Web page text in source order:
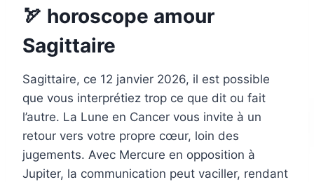
🏹 horoscope amour
Sagittaire
Sagittaire, ce 12 janvier 2026, il est possible
que vous interprétiez trop ce que dit ou fait
l’autre. La Lune en Cancer vous invite à un
retour vers votre propre cœur, loin des
jugements. Avec Mercure en opposition à
Jupiter, la communication peut vaciller, rendant